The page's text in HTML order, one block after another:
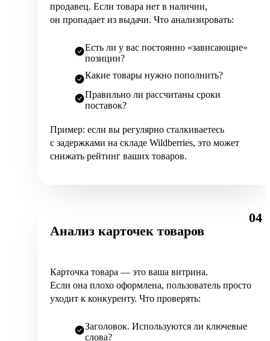
продавец. Если товара нет в наличии,
он пропадает из выдачи. Что анализировать:
Есть ли у вас постоянно «зависающие»
позиции?
Какие товары нужно пополнить?
Правильно ли рассчитаны сроки
поставок?
Пример: если вы регулярно сталкиваетесь
с задержками на складе Wildberries, это может
снижать рейтинг ваших товаров.
04
Анализ карточек товаров
Карточка товара — это ваша витрина.
Если она плохо оформлена, пользователь просто
уходит к конкуренту. Что проверять:
Заголовок. Используются ли ключевые
слова?